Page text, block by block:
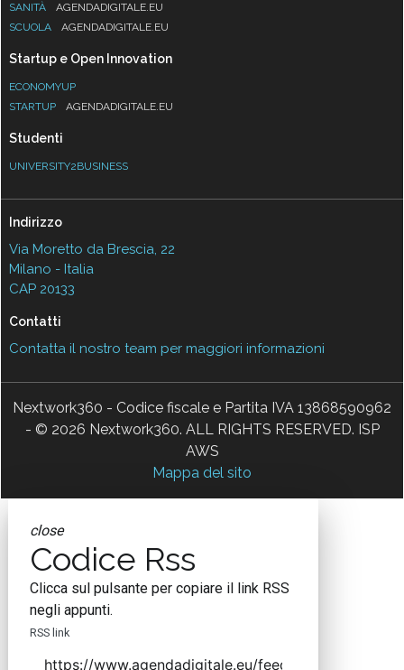
SANITÀ
AGENDADIGITALE.EU
SCUOLA
AGENDADIGITALE.EU
Startup e Open Innovation
ECONOMYUP
STARTUP
AGENDADIGITALE.EU
Studenti
UNIVERSITY2BUSINESS
Indirizzo
Via Moretto da Brescia, 22
Milano - Italia
CAP 20133
Contatti
Contatta il nostro team per maggiori informazioni
Nextwork360 - Codice fiscale e Partita IVA 13868590962
- © 2026 Nextwork360. ALL RIGHTS RESERVED. ISP
AWS
Mappa del sito
close
Codice Rss
Clicca sul pulsante per copiare il link RSS
negli appunti.
RSS link